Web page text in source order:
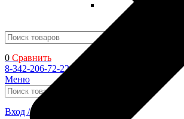
0 Сравнить
8-342-206-72-22
Меню
Вход / Регистрация